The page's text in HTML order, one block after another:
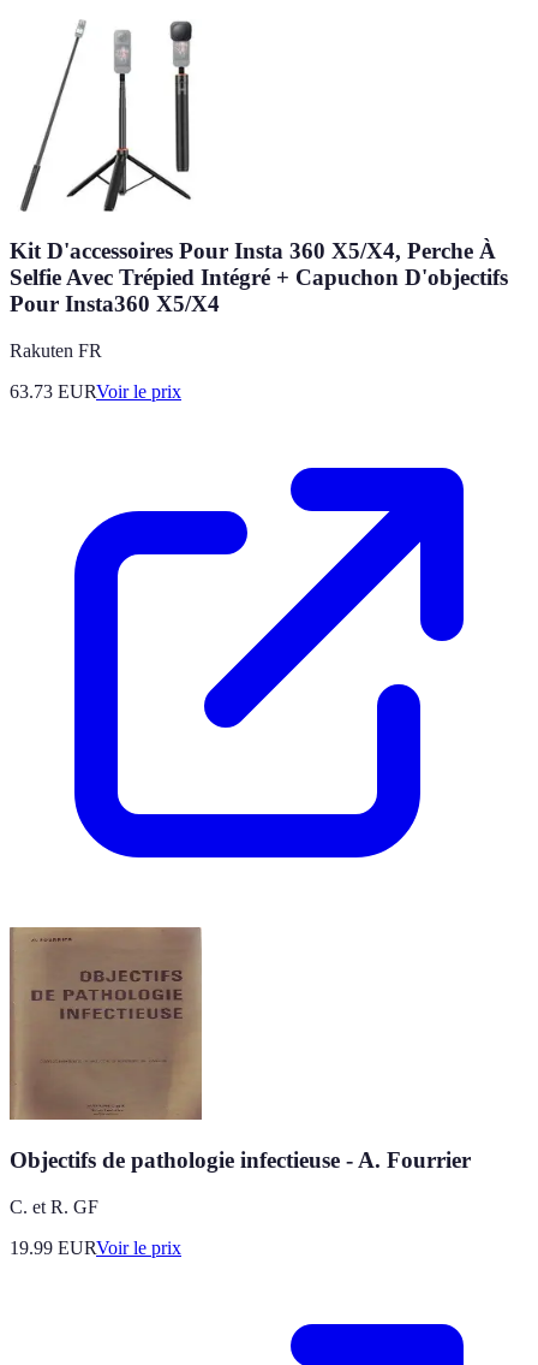
Kit D'accessoires Pour Insta 360 X5/X4, Perche À
Selfie Avec Trépied Intégré + Capuchon D'objectifs
Pour Insta360 X5/X4
Rakuten FR
63.73 EURVoir le prix
Objectifs de pathologie infectieuse - A. Fourrier
C. et R. GF
19.99 EURVoir le prix